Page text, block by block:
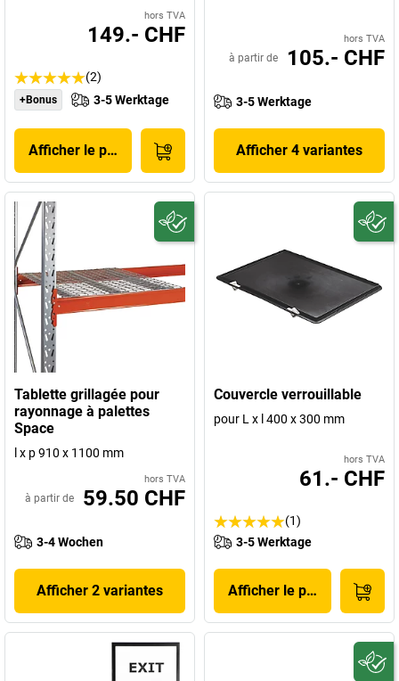
hors TVA
149.- CHF
(2)
+Bonus 3-5 Werktage
Afficher le produit
hors TVA
à partir de 105.- CHF
3-5 Werktage
Afficher 4 variantes
Tablette grillagée pour
rayonnage à palettes
Space
l x p 910 x 1100 mm
hors TVA
à partir de 59.50 CHF
3-4 Wochen
Afficher 2 variantes
Couvercle verrouillable
pour L x l 400 x 300 mm
hors TVA
61.- CHF
(1)
3-5 Werktage
Afficher le produit